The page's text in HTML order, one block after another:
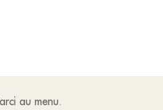
au menu.